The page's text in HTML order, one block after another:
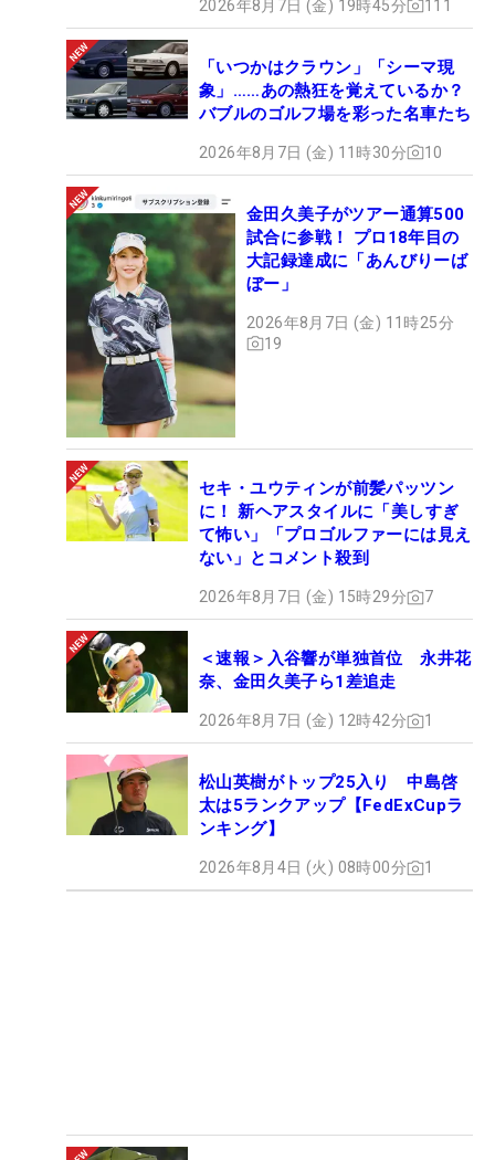
2026年8月7日 (金) 19時45分 111
「いつかはクラウン」「シーマ現
象」……あの熱狂を覚えているか？
バブルのゴルフ場を彩った名車たち
2026年8月7日 (金) 11時30分 10
金田久美子がツアー通算500
試合に参戦！ プロ18年目の
大記録達成に「あんびりーば
ぼー」
2026年8月7日 (金) 11時25分
19
セキ・ユウティンが前髪パッツン
に！ 新ヘアスタイルに「美しすぎ
て怖い」「プロゴルファーには見え
ない」とコメント殺到
2026年8月7日 (金) 15時29分 7
＜速報＞入谷響が単独首位 永井花
奈、金田久美子ら1差追走
2026年8月7日 (金) 12時42分 1
松山英樹がトップ25入り 中島啓
太は5ランクアップ【FedExCupラ
ンキング】
2026年8月4日 (火) 08時00分 1